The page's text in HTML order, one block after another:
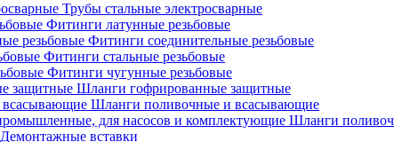
Трубы стальные электросварные
Фитинги латунные резьбовые
Фитинги соединительные резьбовые
Фитинги стальные резьбовые
Фитинги чугунные резьбовые
Шланги гофрированные защитные
Шланги поливочные и всасывающие
Шланги
Демонтажные вставки